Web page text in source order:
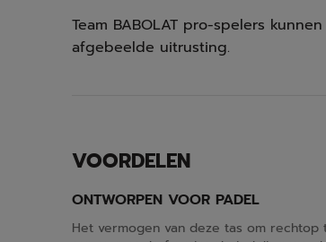
Team BABOLAT pro-spelers
afgebeelde uitrusting.
VOORDELEN
ONTWORPEN VOOR PADEL
Het vermogen van deze tas om rechtop